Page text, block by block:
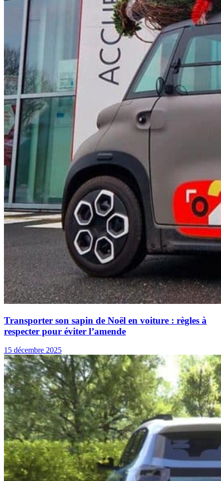
Transporter son sapin de Noël en voiture : règles à
respecter pour éviter l’amende
15 décembre 2025